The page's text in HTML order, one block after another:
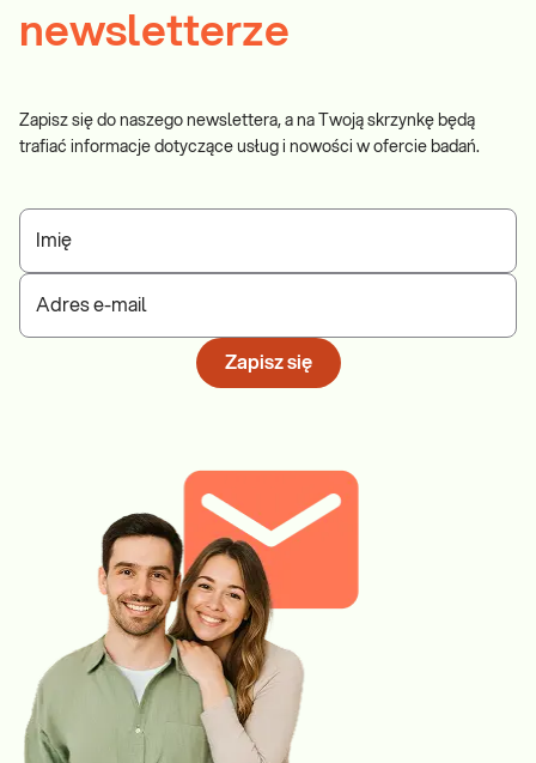
newsletterze
Zapisz się do naszego newslettera, a na Twoją skrzynkę będą
trafiać informacje dotyczące usług i nowości w ofercie badań.
Imię
Adres e-mail
Zapisz się